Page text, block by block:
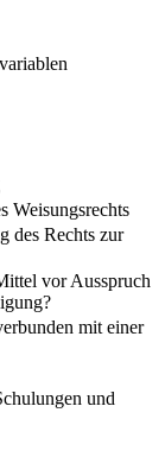
Weisungsrechts
des Rechts zur
vor Ausspruch
mit einer
und